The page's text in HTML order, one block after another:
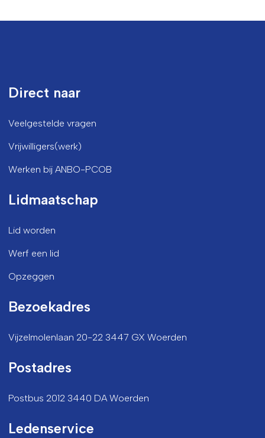
Direct naar
Veelgestelde vragen
Vrijwilligers(werk)
Werken bij ANBO-PCOB
Lidmaatschap
Lid worden
Werf een lid
Opzeggen
Bezoekadres
Vijzelmolenlaan 20-22 3447 GX Woerden
Postadres
Postbus 2012 3440 DA Woerden
Ledenservice